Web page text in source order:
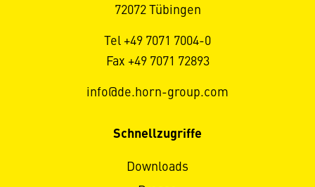
72072 Tübingen
Tel +49 7071 7004-0
Fax +49 7071 72893
info@de.horn-group.com
Schnellzugriffe
Downloads